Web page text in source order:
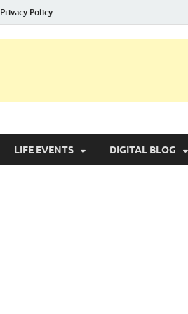
Privacy Policy
LIFE EVENTS DIGITAL BLOG